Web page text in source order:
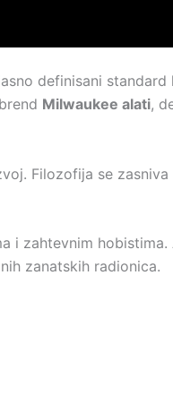
definisani
Milwaukee alati,
Filozofija se zasniva
i zahtevnim
zanatskih radionica.